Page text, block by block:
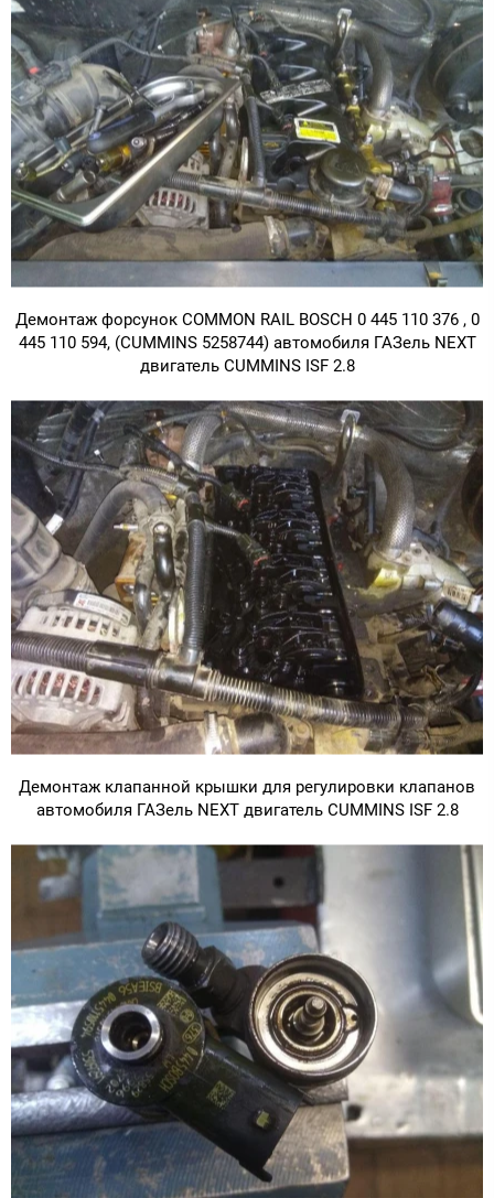
Демонтаж форсунок COMMON RAIL BOSCH 0 445 110 376 , 0
445 110 594, (CUMMINS 5258744) автомобиля ГАЗель NEXT
двигатель CUMMINS ISF 2.8
Демонтаж клапанной крышки для регулировки клапанов
автомобиля ГАЗель NEXT двигатель CUMMINS ISF 2.8